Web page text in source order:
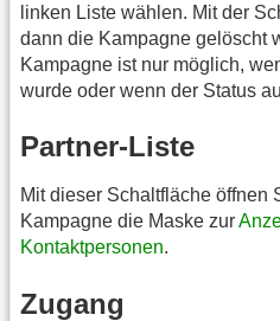
linken Liste wählen. Mit der
dann die Kampagne gelöscht
Kampagne ist nur möglich,
wurde oder wenn der Status
Partner-Liste
Mit dieser Schaltfläche öffnen
Kampagne die Maske zur
Kontaktpersonen.
Zugang